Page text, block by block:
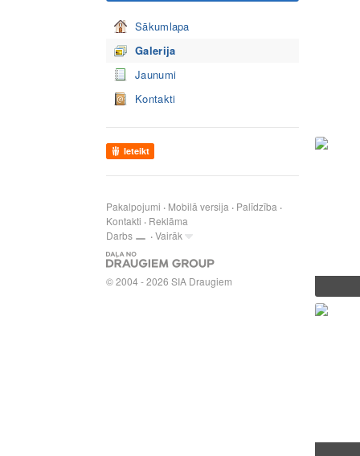
Sākumlapa
Galerija
Jaunumi
Kontakti
Ieteikt
Pakalpojumi Mobilā versija
Palīdzība
Kontakti
Reklāma
Darbs
Vairāk
© 2004 - 2026 SIA Draugiem